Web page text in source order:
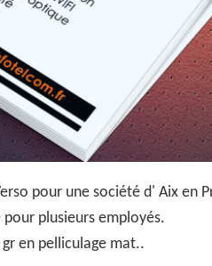
pour une société d' Aix en
plusieurs employés.
en pelliculage mat..